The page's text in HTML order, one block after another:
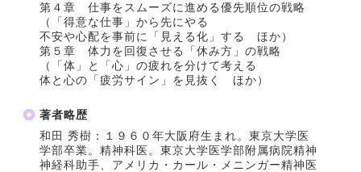
第４章 仕事をスムーズに進める優先順位の戦略
（「得意な仕事」から先にやる
不安や心配を事前に「見える化」する ほか）
第５章 体力を回復させる「休み方」の戦略
（「体」と「心」の疲れを分けて考える
体と心の「疲労サイン」を見抜く ほか）
著者略歴
和田 秀樹：１９６０年大阪府生まれ。東京大学医
学部卒業。精神科医。東京大学医学部附属病院精神
神経科助手、アメリカ・カール・メニンガー精神医